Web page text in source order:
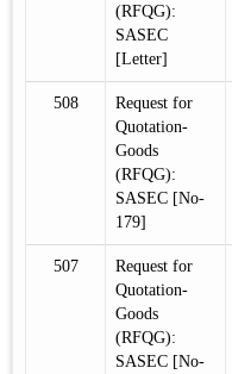
(RFQG):
SASEC
[Letter]
508
Request for
Quotation-
Goods
(RFQG):
SASEC [No-
179]
507
Request for
Quotation-
Goods
(RFQG):
SASEC [No-